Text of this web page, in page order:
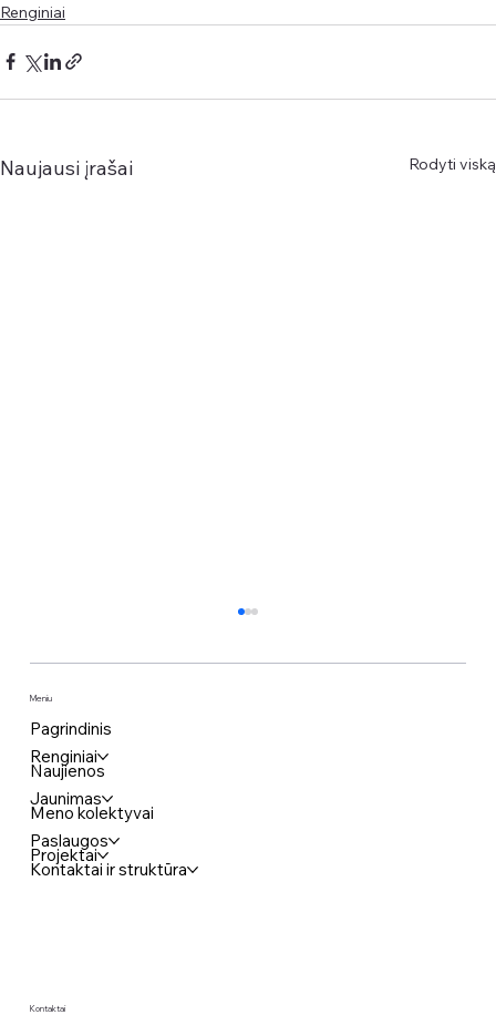
Renginiai
Naujausi įrašai Rodyti viską
Kūrybinės dirbtuvės „Jaunimo vizija“
Meniu
Pagrindinis
Renginiai
Naujienos
Jaunimas
Meno kolektyvai
Paslaugos
Projektai
Kontaktai ir struktūra
Kontaktai